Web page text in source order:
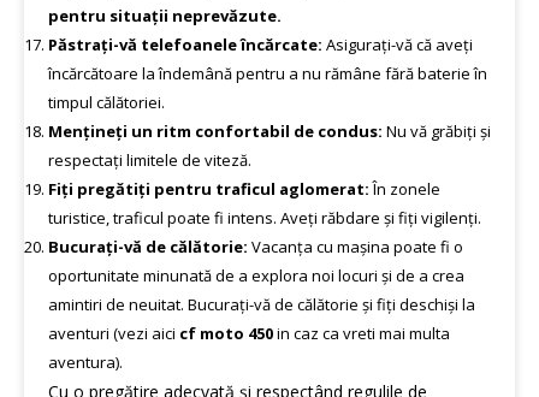
pentru situații neprevăzute.
Păstrați-vă telefoanele încărcate: Asigurați-vă că aveți
încărcătoare la îndemână pentru a nu rămâne fără baterie în
timpul călătoriei.
Mențineți un ritm confortabil de condus: Nu vă grăbiți și
respectați limitele de viteză.
Fiți pregătiți pentru traficul aglomerat:În zonele
turistice, traficul poate fi intens. Aveți răbdare și fiți vigilenți.
Bucurați-vă de călătorie: Vacanța cu mașina poate fi o
oportunitate minunată de a explora noi locuri și de a crea
amintiri de neuitat. Bucurați-vă de călătorie și fiți deschiși la
aventuri (vezi aici cf moto 450in caz ca vreti mai multa
aventura).
Cu o pregătire adecvată și respectând regulile de